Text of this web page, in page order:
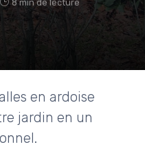
8 min de lecture
en ardoise
jardin en un